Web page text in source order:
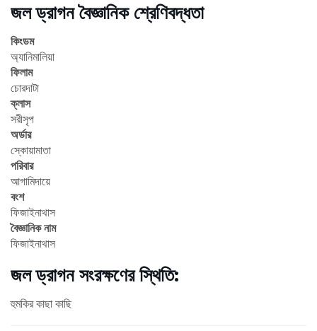
জল ড্রাগন বৈজ্ঞানিক শ্রেণিবদ্ধতা
কিংডম
অ্যানিমালিয়া
ফিলাম
চোরদাটা
ক্লাস
সরীসৃপ
অর্ডার
স্কোয়ামাতা
পরিবার
আগামিদায়ে
বংশ
ফিজাইনাথাস
বৈজ্ঞানিক নাম
ফিজাইনাথাস
জল ড্রাগন সংরক্ষণের স্থিতি:
হুমকির কাছা কাছি